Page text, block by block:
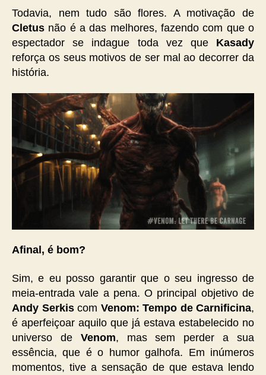
Todavia, nem tudo são flores. A motivação de
Cletus não é a das melhores, fazendo com que o
espectador se indague toda vez que Kasady
reforça os seus motivos de ser mal ao decorrer da
história.
Afinal, é bom?
Sim, e eu posso garantir que o seu ingresso de
meia-entrada vale a pena. O principal objetivo de
Andy Serkiscom Venom: Tempo de Carnificina,
é aperfeiçoar aquilo que já estava estabelecido no
universo de Venom, mas sem perder a sua
essência, que é o humor galhofa. Em inúmeros
momentos, tive a sensação de que estava lendo